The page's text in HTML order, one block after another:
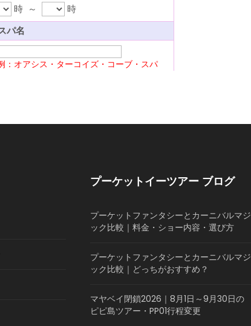
プーケットイーツアー ブログ
プーケットファンタシーとカーニバルマジ
ック比較｜料金・ショー内容・選び方
プーケットファンタシーとカーニバルマジ
ック比較｜どっちがおすすめ？
マヤベイ閉鎖2026｜8月1日～9月30日の
ピピ島ツアー・PP01行程変更